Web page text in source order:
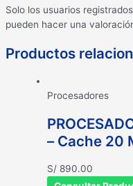
Solo los usuarios
pueden hacer una
Productos
Procesadores
– Cache 20
S/ 890.00